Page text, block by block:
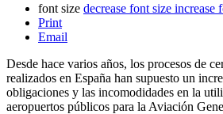
font size decrease font size increase
Print
Email
Desde hace varios años, los procesos de
realizados en España han supuesto un
obligaciones y las incomodidades en la
aeropuertos públicos para la Aviación